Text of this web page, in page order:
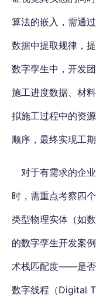
算法的嵌入，需通
数据中提取规律，
数字孪生中，开发
施工进度数据、材
拟施工过程中的资
顺序，最终实现工
对于有需求的企
时，需重点考察四
类型物理实体（如
的数字孪生开发案
术栈匹配度——是否
数字线程（Digital